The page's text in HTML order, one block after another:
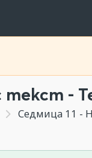
-
Седмица 11 -